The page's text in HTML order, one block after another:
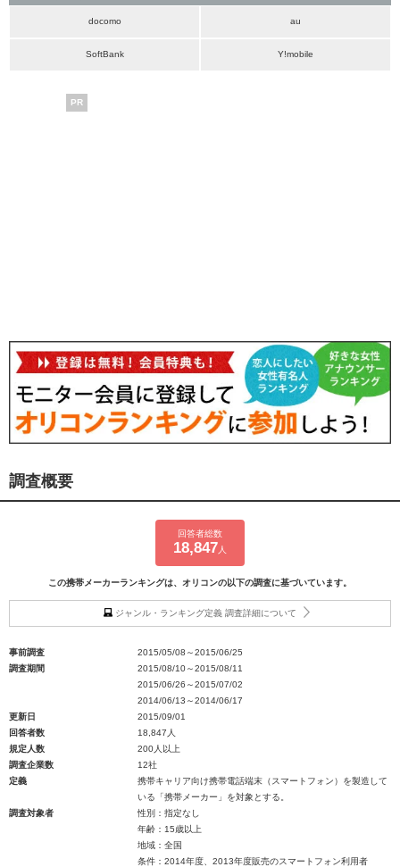
docomo au
SoftBank Y!mobile
PR
調査概要
回答者総数
18,847 人
この携帯メーカーランキングは、オリコンの以下の調査に基づいています。
ジャンル・ランキング定義 調査詳細について
事前調査
2015/05/08～2015/06/25
調査期間
2015/08/10～2015/08/11
2015/06/26～2015/07/02
2014/06/13～2014/06/17
更新日
2015/09/01
回答者数
18,847人
規定人数
200人以上
調査企業数
12社
定義
携帯キャリア向け携帯電話端末（スマートフォン）を製造して
いる「携帯メーカー」を対象とする。
調査対象者
性別：指定なし
年齢：15歳以上
地域：全国
条件：2014年度、2013年度販売のスマートフォン利用者